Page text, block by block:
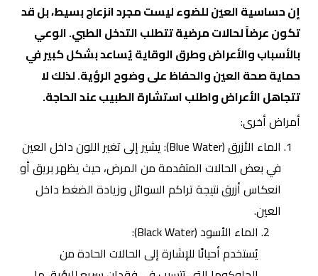
إن حساسية العين للضوء ليست مجرد انزعاج بسيط، بل قد
تكون عرضاً لحالات مرضية تتطلب التدخل الطبي. الوعي
بالأسباب والأعراض وطرق الوقاية يُساعد بشكل كبير في
حماية صحة العين والحفاظ على وضوح الرؤية. لذلك لا
تتجاهل الأعراض واطلب استشارة الطبيب عند الحاجة.
أمراض أخرى:
الماء الأزرق (Blue Water): يشير إلى تغير اللون داخل العين
في بعض الحالات المتقدمة من المرض، حيث يظهر بريق أو
انعكاس أزرق نتيجة تراكم السوائل وزيادة الضغط داخل
العين.
الماء الأسود (Black Water):
يُستخدم أحيانًا للإشارة إلى الحالات الحادة من